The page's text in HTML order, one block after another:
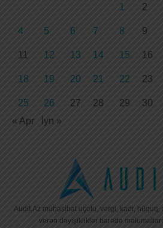
1 2
4 5 6 7 8 9
11 12 13 14 15 16
18 19 20 21 22 23
25 26 27 28 29 30
« Apr
İyn »
Audit.Az mühasibat uçotu, vergi, kadr,
verən dəyişikliklər barədə